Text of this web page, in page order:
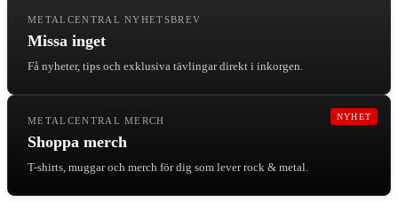
METALCENTRAL NYHETSBREV
Missa inget
Få nyheter, tips och exklusiva tävlingar direkt i inkorgen.
NYHET
METALCENTRAL MERCH
Shoppa merch
T-shirts, muggar och merch för dig som lever rock & metal.